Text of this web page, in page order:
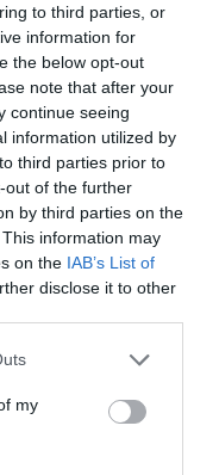
to third parties, or
information for
the below opt-out
note that after your
continue seeing
information utilized by
third parties prior to
out of the further
by third parties on the
information may
on the IAB’s List of
disclose it to other
my